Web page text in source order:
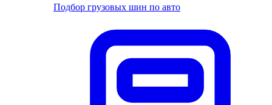
Подбор грузовых шин по авто